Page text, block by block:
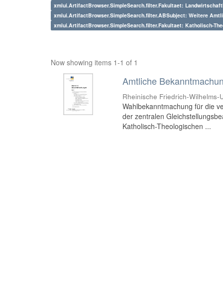
xmlui.ArtifactBrowser.SimpleSearch.filter.Fakultaet:
xmlui.ArtifactBrowser.SimpleSearch.filter.ABSubject: Weitere
xmlui.ArtifactBrowser.SimpleSearch.filter.Fakultaet: Katholisch-
Now showing items 1-1 of 1
Amtliche
Rheinische Friedrich-Wilhelms-
Wahlbekanntmachung für die
der zentralen
Katholisch-Theologischen ...